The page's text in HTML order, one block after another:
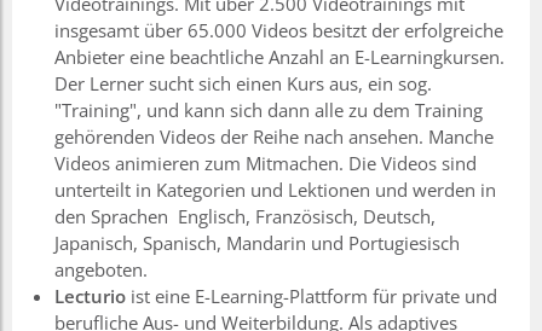
insgesamt über 65.000 Videos besitzt der erfolgreiche
Anbieter eine beachtliche Anzahl an E-Learningkursen.
Der Lerner sucht sich einen Kurs aus, ein sog.
"Training", und kann sich dann alle zu dem Training
gehörenden Videos der Reihe nach ansehen. Manche
Videos animieren zum Mitmachen. Die Videos sind
unterteilt in Kategorien und Lektionen und werden in
den Sprachen Englisch, Französisch, Deutsch,
Japanisch, Spanisch, Mandarin und Portugiesisch
angeboten.
Lecturio ist eine E-Learning-Plattform für private und
berufliche Aus- und Weiterbildung. Als adaptives